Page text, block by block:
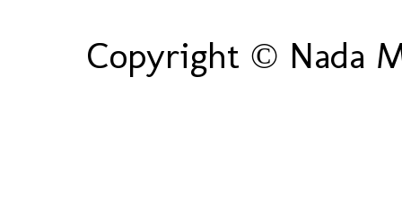
Copyright © Nada